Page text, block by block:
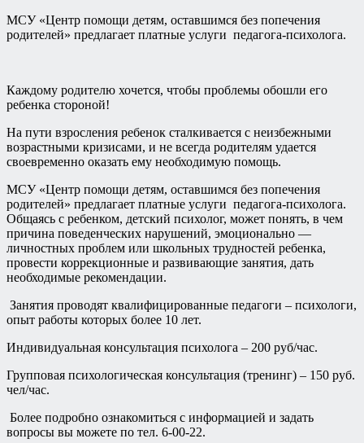
МСУ «Центр помощи детям, оставшимся без попечения
родителей» предлагает платные услуги педагога-психолога.
Каждому родителю хочется, чтобы проблемы обошли его
ребенка стороной!
На пути взросления ребенок сталкивается с неизбежными
возрастными кризисами, и не всегда родителям удается
своевременно оказать ему необходимую помощь.
МСУ «Центр помощи детям, оставшимся без попечения
родителей» предлагает платные услуги педагога-психолога.
Общаясь с ребенком, детский психолог, может понять, в чем
причина поведенческих нарушений, эмоционально —
личностных проблем или школьных трудностей ребенка,
провести коррекционные и развивающие занятия, дать
необходимые рекомендации.
Занятия проводят квалифицированные педагоги – психологи,
опыт работы которых более 10 лет.
Индивидуальная консультация психолога – 200 руб/час.
Групповая психологическая консультация (тренинг) – 150 руб.
чел/час.
Более подробно ознакомиться с информацией и задать
вопросы вы можете по тел. 6-00-22.